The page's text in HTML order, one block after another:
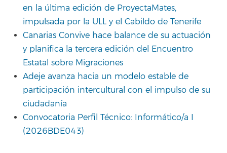
en la última edición de ProyectaMates,
impulsada por la ULL y el Cabildo de Tenerife
Canarias Convive hace balance de su actuación
y planifica la tercera edición del Encuentro
Estatal sobre Migraciones
Adeje avanza hacia un modelo estable de
participación intercultural con el impulso de su
ciudadanía
Convocatoria Perfil Técnico: Informático/a I
(2026BDE043)